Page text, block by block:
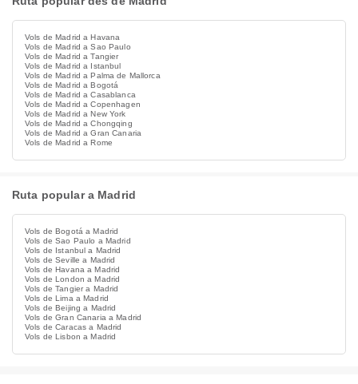
Vols de Madrid a Havana
Vols de Madrid a Sao Paulo
Vols de Madrid a Tangier
Vols de Madrid a Istanbul
Vols de Madrid a Palma de Mallorca
Vols de Madrid a Bogotá
Vols de Madrid a Casablanca
Vols de Madrid a Copenhagen
Vols de Madrid a New York
Vols de Madrid a Chongqing
Vols de Madrid a Gran Canaria
Vols de Madrid a Rome
Ruta popular a Madrid
Vols de Bogotá a Madrid
Vols de Sao Paulo a Madrid
Vols de Istanbul a Madrid
Vols de Seville a Madrid
Vols de Havana a Madrid
Vols de London a Madrid
Vols de Tangier a Madrid
Vols de Lima a Madrid
Vols de Beijing a Madrid
Vols de Gran Canaria a Madrid
Vols de Caracas a Madrid
Vols de Lisbon a Madrid